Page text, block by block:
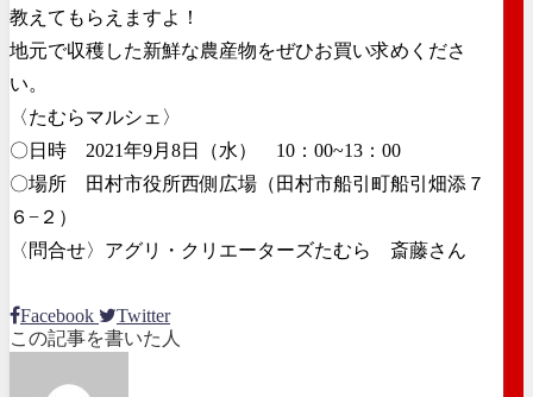
教えてもらえますよ！
地元で収穫した新鮮な農産物をぜひお買い求めくださ
い。
〈たむらマルシェ〉
〇日時 2021年9月8日（水） 10：00~13：00
〇場所 田村市役所西側広場（田村市船引町船引畑添７
６−２）
〈問合せ〉アグリ・クリエーターズたむら 斎藤さん
Facebook
Twitter
この記事を書いた人